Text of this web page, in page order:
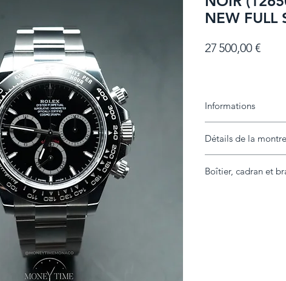
NEW FULL
27 500,00 €Prix
Informations
Marque
Modèle
Détails de la montre
Année
Boîtier, cadran et